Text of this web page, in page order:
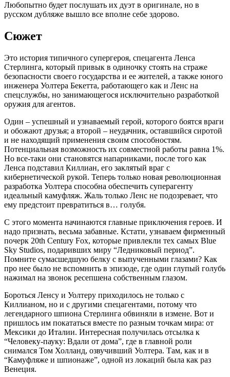
Любопытно будет послушать их дуэт в оригинале, но в
русском дубляже вышло все вполне себе здорово.
Сюжет
Это история типичного супергероя, спецагента Ленса
Стерлинга, который привык в одиночку стоять на страже
безопасности своего государства и ее жителей, а также юного
инженера Уолтера Бекетта, работающего как и Ленс на
спецслужбы, но занимающегося исключительно разработкой
оружия для агентов.
Один – успешный и узнаваемый герой, которого боятся враги
и обожают друзья; а второй – неудачник, оставшийся сиротой
и не находящий применения своим способностям.
Потенциальная возможность их совместной работы равна 1%.
Но все-таки они становятся напарниками, после того как
Ленса подставил Киллиан, его заклятый враг c
кибернетической рукой. Теперь только новая революционная
разработка Уолтера способна обеспечить суперагенту
идеальный камуфляж. Жаль только Ленс не подозревает, что
ему предстоит превратиться в… голубя.
С этого момента начинаются главные приключения героев. И
надо признать, весьма забавные. Кстати, узнаваем фирменный
почерк 20th Century Fox, которые привлекли тех самых Blue
Sky Studios, подаривших миру “Ледниковый период”.
Помните сумасшедшую белку с выпученными глазами? Как
про нее было не вспомнить в эпизоде, где один глупый голубь
нажимал на звонок ресепшена собственным глазом.
Бороться Ленсу и Уолтеру приходилось не только с
Киллианом, но и с другими спецагентами, потому что
легендарного шпиона Стерлинга обвиняли в измене. Вот и
пришлось им покататься вместе по разным точкам мира: от
Мексики до Италии. Интересная получилась отсылка к
“Человеку-пауку: Вдали от дома”, где в главной роли
снимался Том Холланд, озвучивший Уолтера. Там, как и в
“Камуфляже и шпионаже”, одной из локаций была как раз
Венеция.